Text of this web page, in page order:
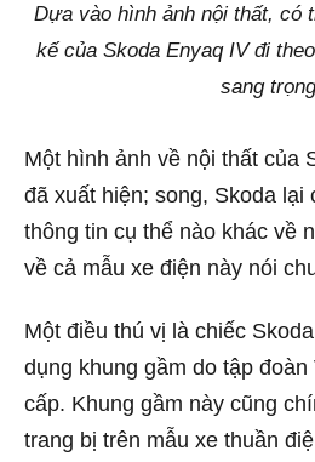
Dựa vào hình ảnh nội thất, có
kế của Skoda Enyaq IV đi
sang
Một hình ảnh về nội thất của
đã xuất hiện; song, Skoda
thông tin cụ thể nào khác về
về cả mẫu xe điện này nói
Một điều thú vị là chiếc
dụng khung gầm do tập đoàn
cấp. Khung gầm này cũng
trang bị trên mẫu xe thuần